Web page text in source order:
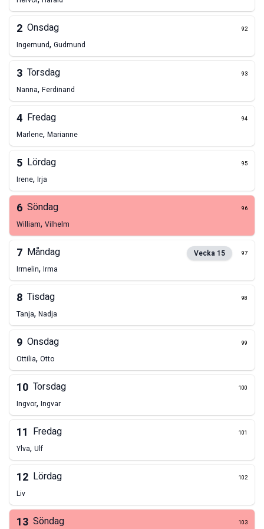
2 Onsdag 92
Ingemund, Gudmund
3 Torsdag 93
Nanna, Ferdinand
4 Fredag 94
Marlene, Marianne
5 Lördag 95
Irene, Irja
6 Söndag 96
William, Vilhelm
7 Måndag Vecka 15 97
Irmelin, Irma
8 Tisdag 98
Tanja, Nadja
9 Onsdag 99
Ottilia, Otto
10 Torsdag 100
Ingvor, Ingvar
11 Fredag 101
Ylva, Ulf
12 Lördag 102
Liv
13 Söndag 103